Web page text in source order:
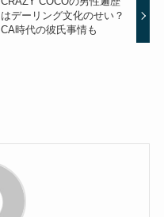
はデーリング文化のせい？
CA時代の彼氏事情も